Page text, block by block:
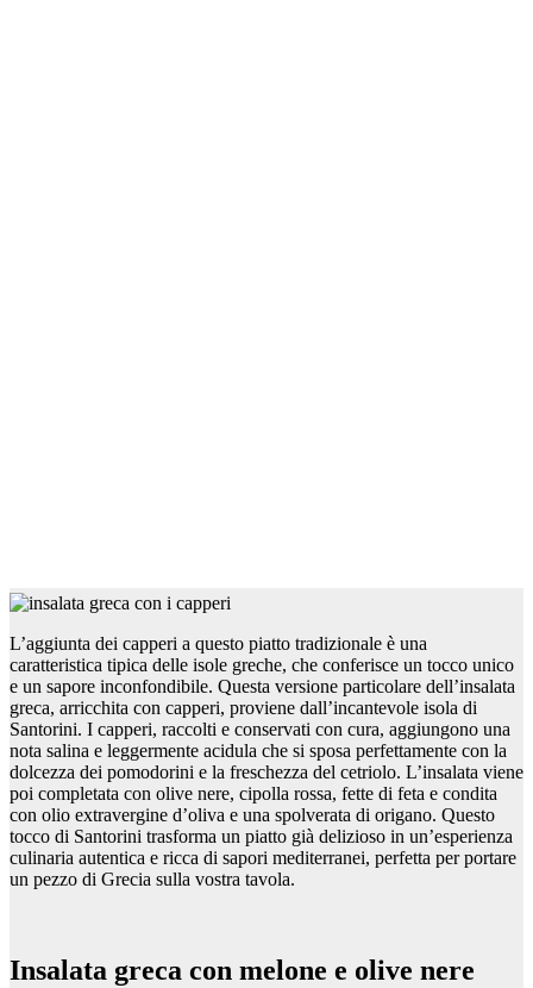
L’aggiunta dei capperi a questo piatto tradizionale è una
caratteristica tipica delle isole greche, che conferisce un tocco unico
e un sapore inconfondibile. Questa versione particolare dell’insalata
greca, arricchita con capperi, proviene dall’incantevole isola di
Santorini. I capperi, raccolti e conservati con cura, aggiungono una
nota salina e leggermente acidula che si sposa perfettamente con la
dolcezza dei pomodorini e la freschezza del cetriolo. L’insalata viene
poi completata con olive nere, cipolla rossa, fette di feta e condita
con olio extravergine d’oliva e una spolverata di origano. Questo
tocco di Santorini trasforma un piatto già delizioso in un’esperienza
culinaria autentica e ricca di sapori mediterranei, perfetta per portare
un pezzo di Grecia sulla vostra tavola.
Insalata greca con melone e olive nere